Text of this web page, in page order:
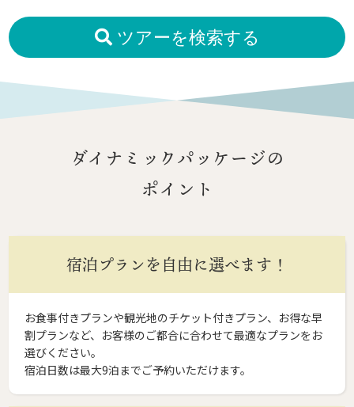
ツアーを検索する
ダイナミックパッケージの
ポイント
宿泊プランを自由に選べます！
お食事付きプランや観光地のチケット付きプラン、お得な早
割プランなど、お客様のご都合に合わせて最適なプランをお
選びください。
宿泊日数は最大9泊までご予約いただけます。